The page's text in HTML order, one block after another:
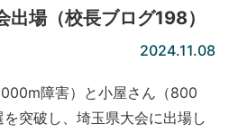
出場（校長ブログ198）
2024.11.08
障害）と小屋さん（800
突破し、埼玉県大会に出場し